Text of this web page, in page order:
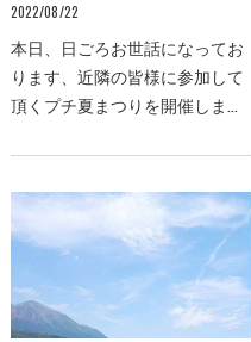
2022/08/22
本日、日ごろお世話になってお
ります、近隣の皆様に参加して
頂くプチ夏まつりを開催しま
お待ちしてます！【開催日時】
2022年8月22日（月）17時頃から
スタート【開催場所】大…